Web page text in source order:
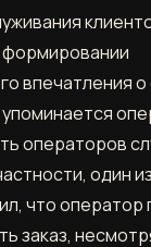
впечатления о
операторов
один
что оператор
заказ,